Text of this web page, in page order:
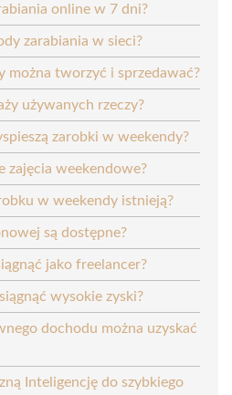
online w 7 dni?
zarabiania w sieci?
można tworzyć i sprzedawać?
używanych rzeczy?
zarobki w weekendy?
zajęcia weekendowe?
w weekendy istnieją?
są dostępne?
jako freelancer?
wysokie zyski?
dochodu można uzyskać
Inteligencję do szybkiego